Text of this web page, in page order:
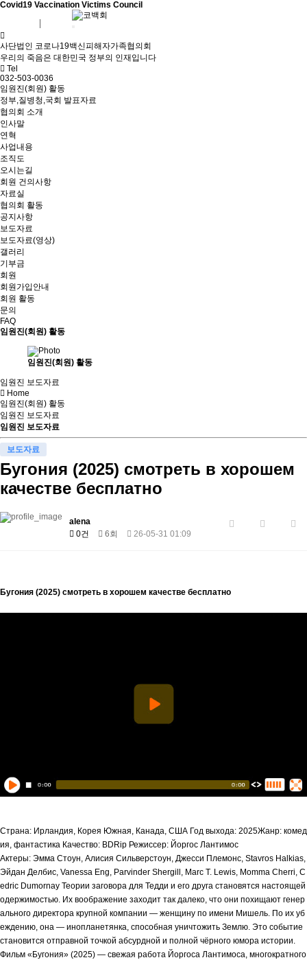
Covid19 Vaccination Victims Council
사단법인 코로나19백신피해자가족협의회
우리의 죽음은 대한민국 정부의 인재입니다
Tel
032-503-0036
임원진(회원) 활동
정부,질병청,국회 발표자료
협의회 소개
인사말
연혁
사업내용
조직도
오시는길
회원 건의사항
자료실
협의회 활동
공지사항
보도자료
보도자료(영상)
갤러리
기부금
회원
회원가입안내
회원 활동
문의
FAQ
임원진(회원) 활동
임원진(회원) 활동
임원진 보도자료
Home
임원진(회원) 활동
임원진 보도자료
임원진 보도자료
보도자료
Бугония (2025) смотреть в хорошем
качестве бесплатно
alena
0건
6회 26-05-31 01:09
Бугония (2025) смотреть в хорошем качестве бесплатно
Страна: Ирландия, Корея Южная, Канада, США Год выхода: 2025Жанр: комед
ия, фантастика Качество: BDRip Режиссер: Йоргос Лантимос
Актеры: Эмма Стоун, Алисия Сильверстоун, Джесси Племонс, Stavros Halkias,
Эйдан Делбис, Vanessa Eng, Parvinder Shergill, Marc T. Lewis, Momma Cherri, C
edric Dumornay Теории заговора для Тедди и его друга становятся настоящей
одержимостью. Их воображение заходит так далеко, что они похищают генер
ального директора крупной компании — женщину по имени Мишель. По их уб
еждению, она — инопланетянка, способная уничтожить Землю. Это событие
становится отправной точкой абсурдной и полной чёрного юмора истории.
Фильм «Бугония» (2025) — свежая работа Йоргоса Лантимоса, многократного